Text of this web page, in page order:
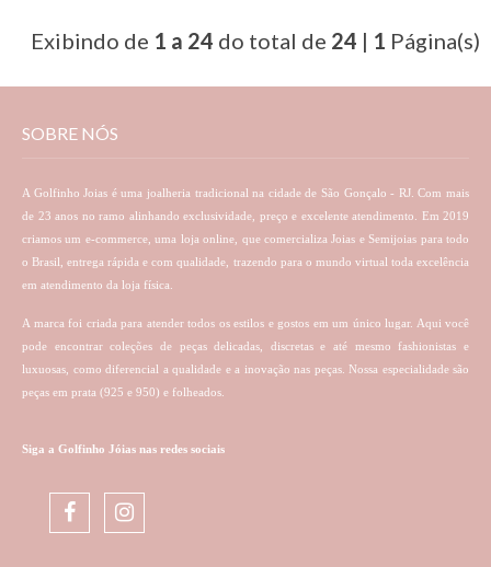
Exibindo de 1 a 24 do total de 24 | 1 Página(s)
SOBRE NÓS
A Golfinho Joias é uma joalheria tradicional na cidade de São Gonçalo - RJ. Com mais
de 23 anos no ramo alinhando exclusividade, preço e excelente atendimento. Em 2019
criamos um e-commerce, uma loja online, que comercializa Joias e Semijoias para todo
o Brasil, entrega rápida e com qualidade, trazendo para o mundo virtual toda excelência
em atendimento da loja física.
A marca foi criada para atender todos os estilos e gostos em um único lugar. Aqui você
pode encontrar coleções de peças delicadas, discretas e até mesmo fashionistas e
luxuosas, como diferencial a qualidade e a inovação nas peças. Nossa especialidade são
peças em prata (925 e 950) e folheados.
Siga a Golfinho Jóias nas redes sociais